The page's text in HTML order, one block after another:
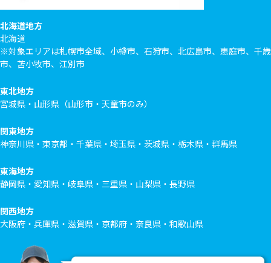
北海道地方
北海道
※対象エリアは札幌市全域、小樽市、石狩市、北広島市、恵庭市、千歳
市、苫小牧市、江別市
東北地方
宮城県・山形県（山形市・天童市のみ）
関東地方
神奈川県・東京都・千葉県・埼玉県・茨城県・栃木県・群馬県
東海地方
静岡県・愛知県・岐阜県・三重県・山梨県・長野県
関西地方
大阪府・兵庫県・滋賀県・京都府・奈良県・和歌山県